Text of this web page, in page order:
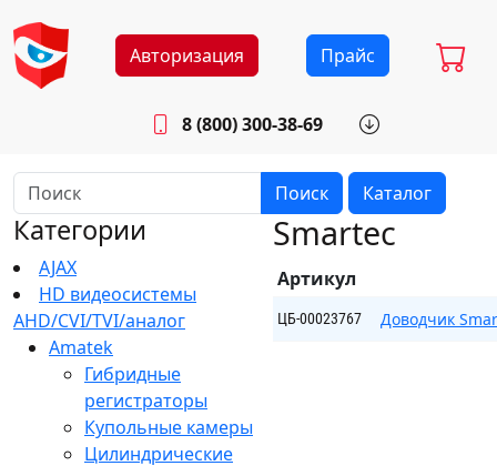
Авторизация Прайс
8 (800) 300-38-69
Будни: 8.30 - 17.00
Поиск Каталог
Категории
AJAX
HD видеосистемы
AHD/CVI/TVI/аналог
Amatek
Гибридные
регистраторы
Купольные камеры
Цилиндрические
Smartec
Артикул
ЦБ-00023767 Доводчик